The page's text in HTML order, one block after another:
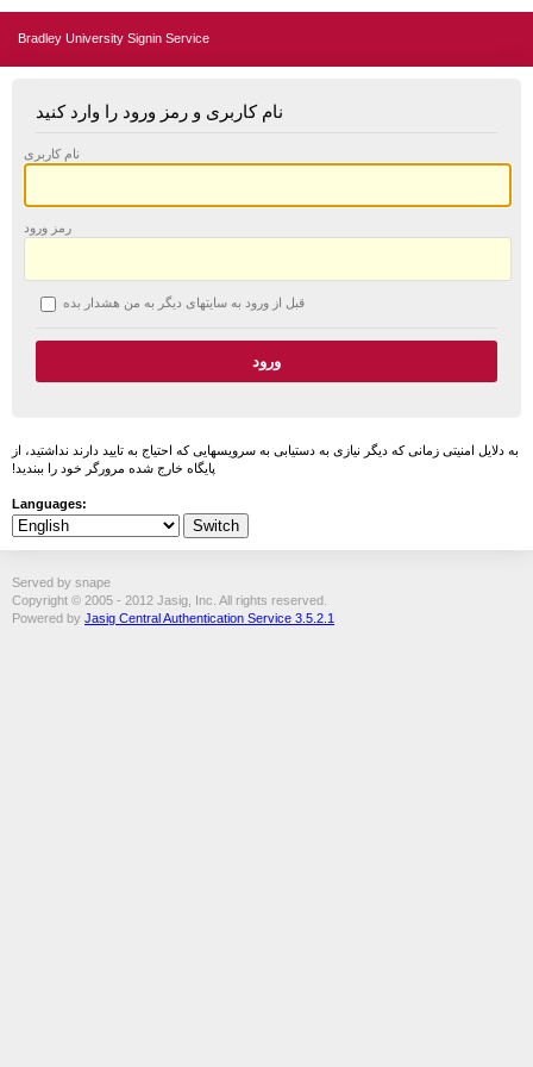
Bradley University Signin Service
نام کاربری و رمز ورود را وارد کنید
نام کاربری
رمز ورود
قبل از ورود به سایتهای دیگر به من هشدار بده
به دلایل امنیتی زمانی که دیگر نیازی به دستیابی به سرویسهایی که احتیاج به تایید دارند نداشتید، از
پایگاه خارج شده مرورگر خود را ببندید!
Languages:
Served by snape
Copyright © 2005 - 2012 Jasig, Inc. All rights reserved.
Powered by Jasig Central Authentication Service 3.5.2.1